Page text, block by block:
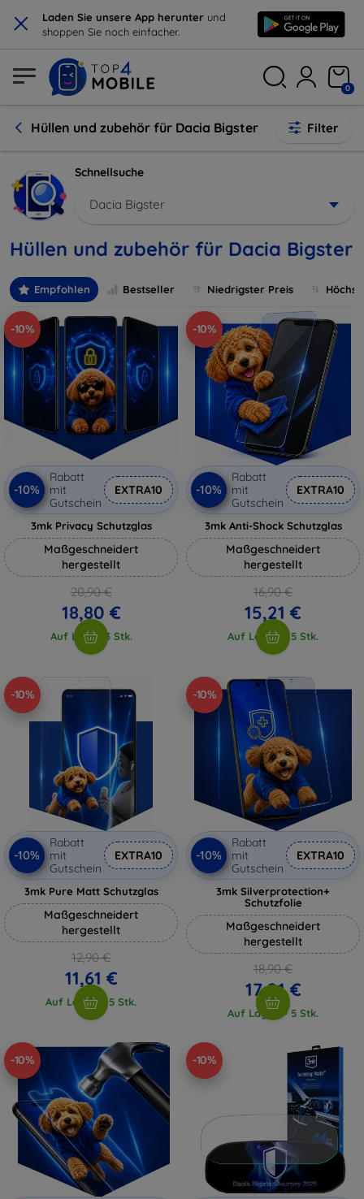
× Laden Sie unsere App herunter und
shoppen Sie noch einfacher.
0
Hüllen und zubehör für Dacia Bigster Filter
Schnellsuche
Dacia Bigster
Hüllen und zubehör für Dacia Bigster
Empfohlen Bestseller Niedrigster Preis
-10%
-10%
Rabatt
mit
Gutschein
EXTRA10
3mk Privacy Schutzglas
Maßgeschneidert
hergestellt
20,90 €
18,80 €
Auf Lager 3 Stk.
-10%
-10%
Rabatt
mit
Gutschein
EXTRA10
3mk Anti-Shock Schutzglas
Maßgeschneidert
hergestellt
16,90 €
15,21 €
Auf Lager > 5 Stk.
-10%
-10%
Rabatt
mit
Gutschein
EXTRA10
3mk Pure Matt Schutzglas
Maßgeschneidert
hergestellt
12,90 €
11,61 €
Auf Lager > 5 Stk.
-10%
-10%
Rabatt
mit
Gutschein
EXTRA10
3mk Silverprotection+
Schutzfolie
Maßgeschneidert
hergestellt
18,90 €
17,01 €
Auf Lager > 5 Stk.
-10% -10%